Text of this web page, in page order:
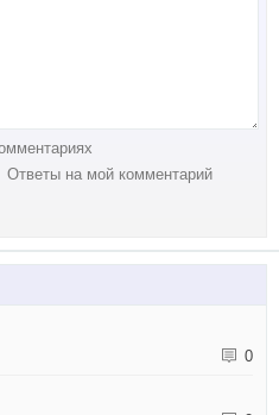
Ответы на мой комментарий
0